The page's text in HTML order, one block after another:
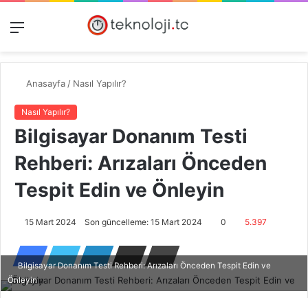
Kayıt
Anasayfa / Nasıl Yapılır?
Nasıl Yapılır?
Bilgisayar Donanım Testi
Rehberi: Arızaları Önceden
Tespit Edin ve Önleyin
15 Mart 2024 Son güncelleme: 15 Mart 2024 0 5.397
Bilgisayar Donanım Testi Rehberi: Arızaları Önceden Tespit Edin ve
Önleyin